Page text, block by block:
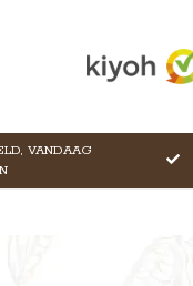
VANDAAG